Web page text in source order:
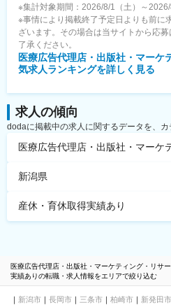
※集計対象期間：2026/8/1（土）～2026/
※事情により掲載終了予定日よりも前に
ざいます。その場合は当サイトから応
了承ください。
医療広告代理店・出版社・マーケ
気求人ランキングを詳しく見る
求人の傾向
dodaに掲載中の求人に関するデータを、カ
医療広告代理店・出版社・マーケ
新潟県
産休・育休取得実績あり
医療広告代理店・出版社・マーケティング・リサ
実績ありの転職・求人情報をエリアで絞り込む
新潟市 長岡市 三条市 柏崎市 新発田市